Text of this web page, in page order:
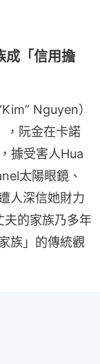
「信用擔
Nguyen）
，阮金在卡諾
據受害人Hua
太陽眼鏡、
人深信她財力
夫的家族乃多年
族」的傳統觀